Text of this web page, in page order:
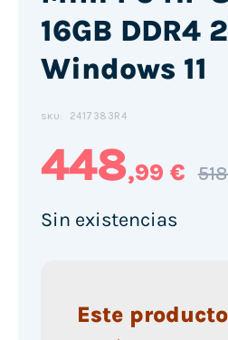
16GB DDR4
Windows 11
SKU: 2417383R4
448,99 €
Sin existencias
Este producto